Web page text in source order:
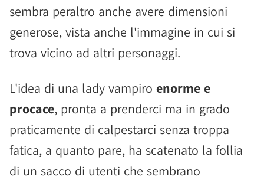
sembra peraltro anche avere dimensioni
generose, vista anche l'immagine in cui si
trova vicino ad altri personaggi.
L'idea di una lady vampiro enorme e
procace, pronta a prenderci ma in grado
praticamente di calpestarci senza troppa
fatica, a quanto pare, ha scatenato la follia
di un sacco di utenti che sembrano